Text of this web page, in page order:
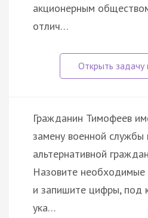
акционерным
отлич…
Гражданин Тимофеев
замену военной службы
альтернативной
Назовите необходимые
и запишите цифры, под
ука…